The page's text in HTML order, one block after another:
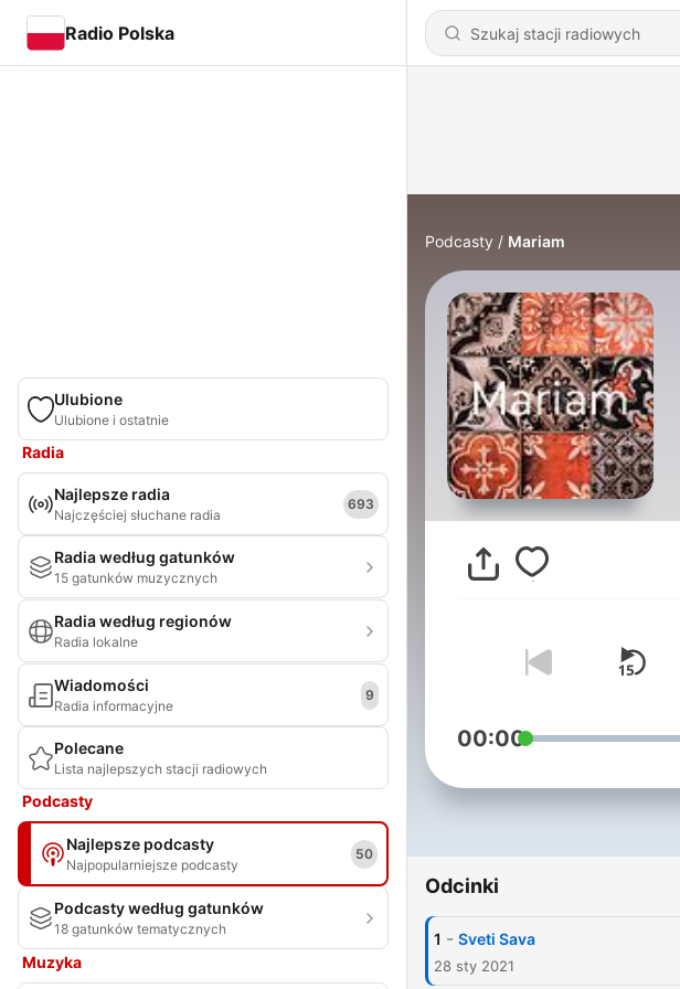
Radio Polska
Ulubione
Ulubione i ostatnie
Radia
Najlepsze radia
Najczęściej słuchane radia
693
Radia według gatunków
15 gatunków muzycznych
Radia według regionów
Radia lokalne
Wiadomości
Radia informacyjne
9
Polecane
Lista najlepszych stacji radiowych
Podcasty
Najlepsze podcasty
Najpopularniejsze podcasty
50
Podcasty według gatunków
18 gatunków tematycznych
Muzyka
Podcasty Mariam
00:00
Odcinki
1 - Sveti Sava
28 sty 2021